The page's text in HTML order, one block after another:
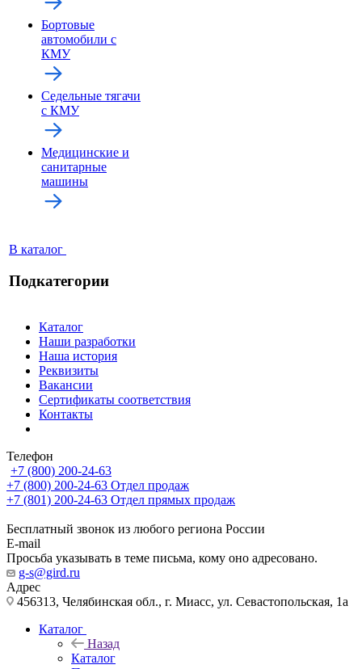
Бортовые
автомобили с
КМУ
Седельные тягачи
с КМУ
Медицинские и
санитарные
машины
В каталог
Подкатегории
Каталог
Наши разработки
Наша история
Реквизиты
Вакансии
Сертификаты соответствия
Контакты
Телефон
+7 (800) 200-24-63
+7 (800) 200-24-63 Отдел продаж
+7 (801) 200-24-63 Отдел прямых продаж
Бесплатный звонок из любого региона России
E-mail
Просьба указывать в теме письма, кому оно адресовано.
g-s@gird.ru
Адрес
456313, Челябинская обл., г. Миасс, ул. Севастопольская, 1а
Каталог
Назад
Каталог